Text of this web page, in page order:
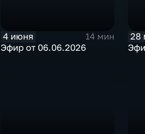
4 июня
14 мин
Эфир от 06.06.2026
28